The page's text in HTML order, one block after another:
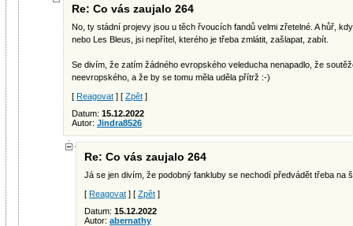
Re: Co vás zaujalo 264
No, ty stádní projevy jsou u těch řvoucích fandů velmi zřetelné. A hůř,
nebo Les Bleus, jsi nepřítel, kterého je třeba zmlátit, zašlapat, zabít.
Se divím, že zatím žádného evropského veleducha nenapadlo, že
neevropského, a že by se tomu měla uděla přítrž :-)
[ Reagovat ] [ Zpět ]
Datum: 15.12.2022
Autor: Jindra8526
Re: Co vás zaujalo 264
Já se jen divím, že podobný fankluby se nechodí předvádět třeba na
[ Reagovat ] [ Zpět ]
Datum: 15.12.2022
Autor: abernathy